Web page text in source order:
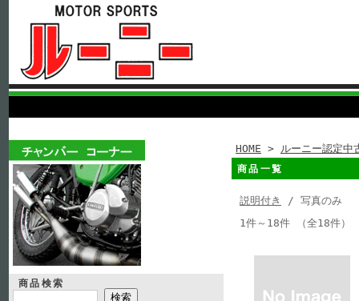
商品検索
HOME > ルーニー認定中
商品一覧
説明付き
/ 写真のみ
1件～18件 （全18件）